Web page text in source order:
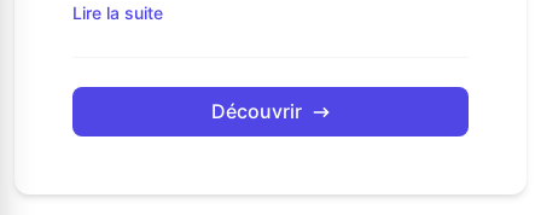
Lire la suite
Découvrir